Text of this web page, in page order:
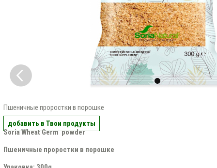
Пшеничные проростки в порошке
добавить в Твои продукты
Soria Wheat Germ powder
Пшеничные проростки в порошке